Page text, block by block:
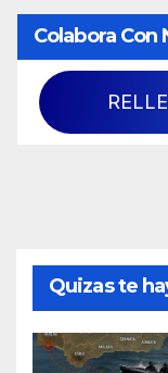
Colabora Con
Quizas te